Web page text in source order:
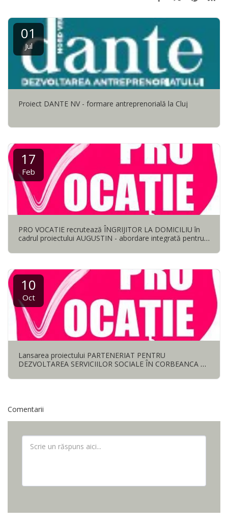
01
Jul
Proiect DANTE NV - formare antreprenorială la Cluj
17
Feb
PRO VOCATIE recrutează ÎNGRIJITOR LA DOMICILIU în
cadrul proiectului AUGUSTIN - abordare integrată pentru
10
Oct
Lansarea proiectului PARTENERIAT PENTRU
DEZVOLTAREA SERVICIILOR SOCIALE ÎN CORBEANCA –
Comentarii